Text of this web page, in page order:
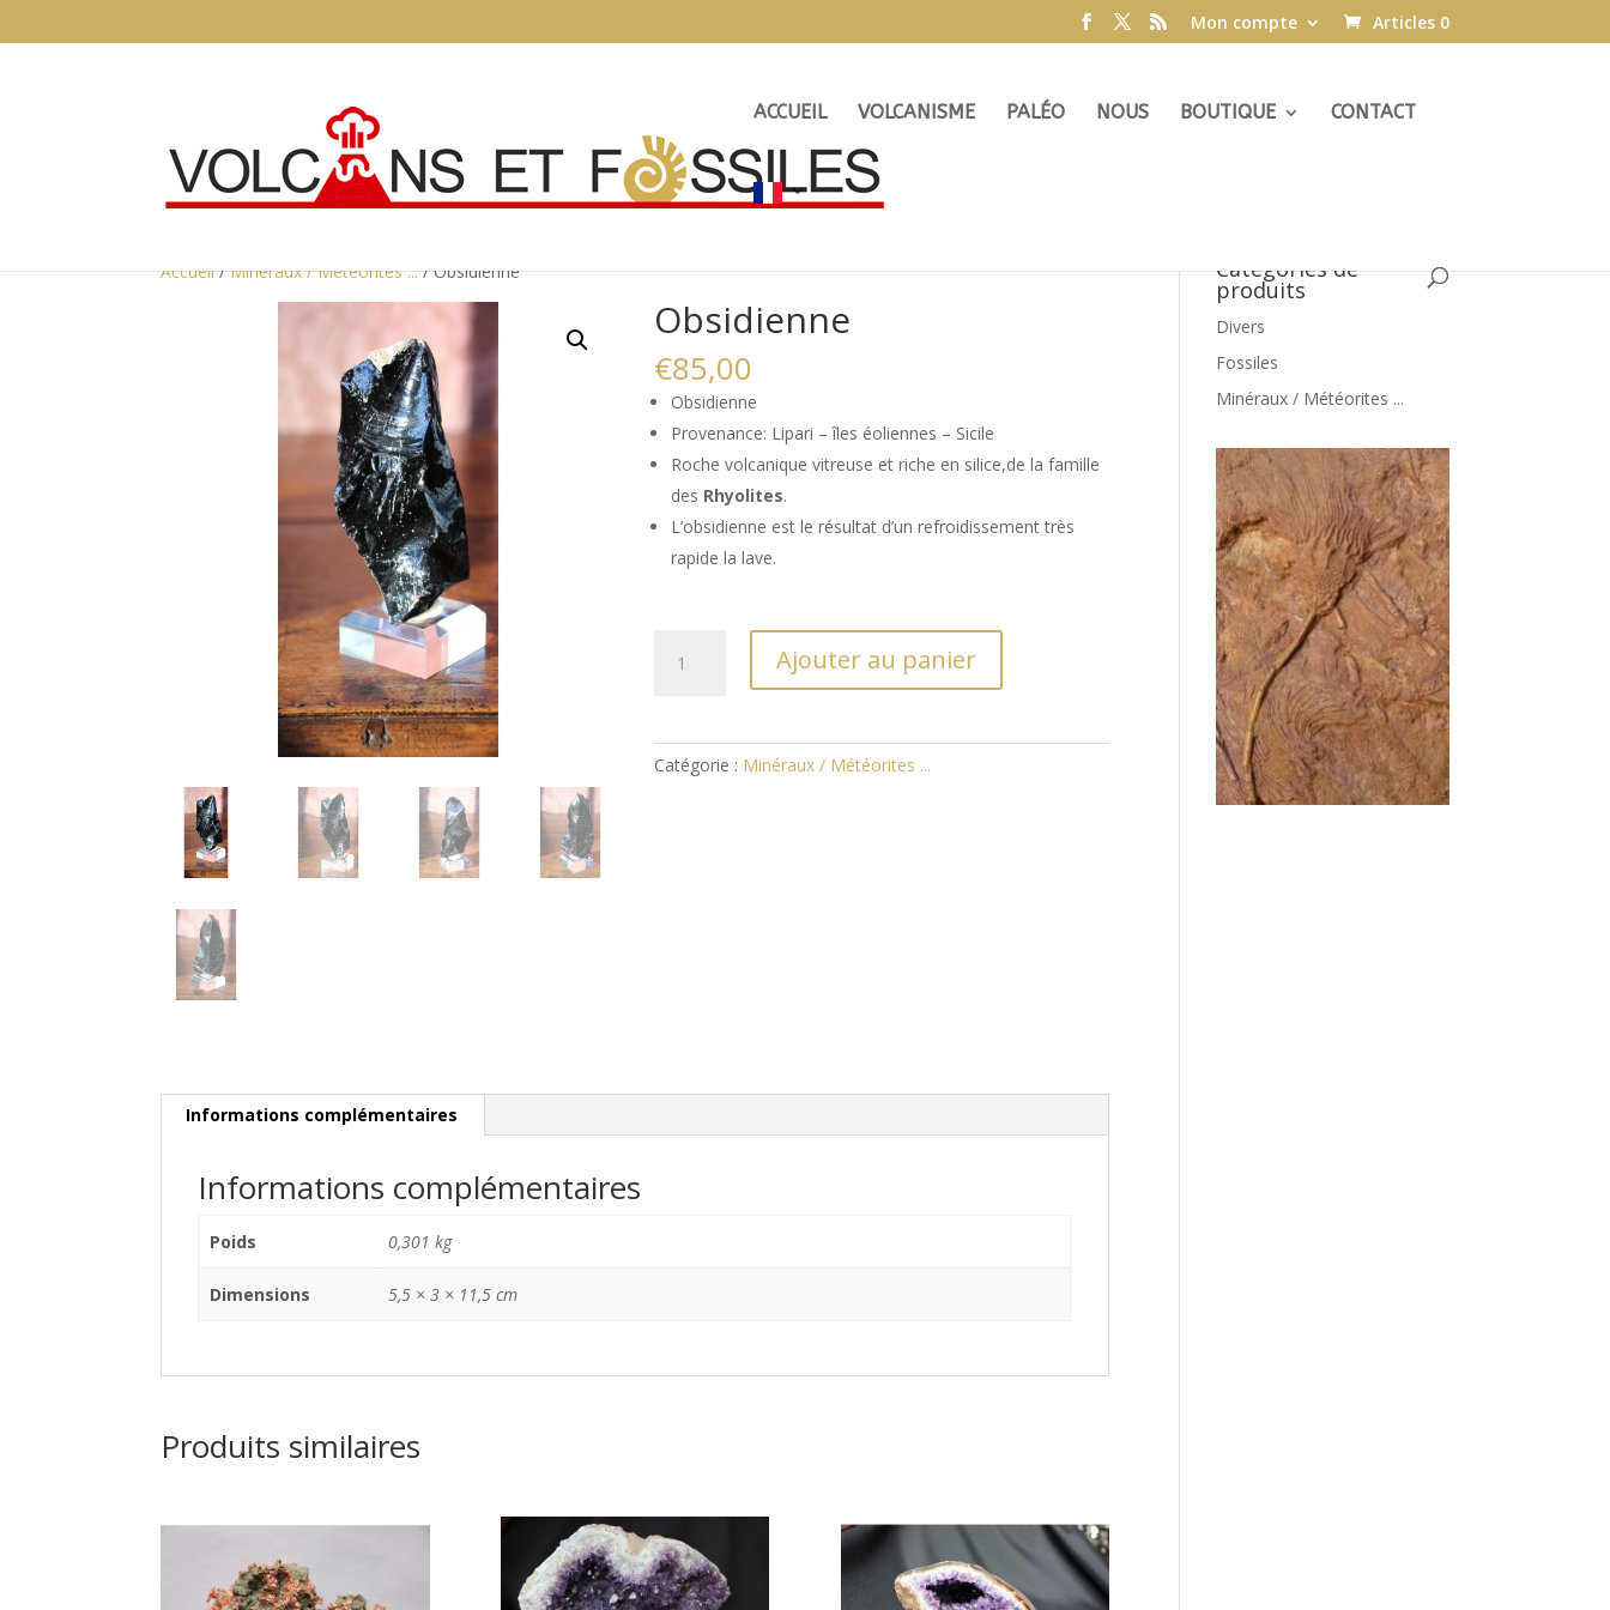
Mon compte Articles 0
ACCUEIL VOLCANISME PALÉO NOUS BOUTIQUE CONTACT
Accueil/Minéraux / Météorites .../ Obsidienne
Obsidienne
€85,00
Obsidienne
Provenance: Lipari – îles éoliennes – Sicile
Roche volcanique vitreuse et riche en silice,de la famille
des Rhyolites.
L’obsidienne est le résultat d’un refroidissement très
rapide la lave.
Ajouter au panier
Catégorie : Minéraux / Météorites ...
Informations complémentaires
Informations complémentaires
Poids 0,301 kg
Dimensions 5,5 × 3 × 11,5 cm
Produits similaires
Catégories de
produits
Divers
Fossiles
Minéraux / Météorites ...